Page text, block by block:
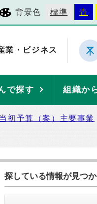
背景色 標準 青
業・ビジネス
で探す 組織か
初予算（案）主要事業
探している情報が見つ